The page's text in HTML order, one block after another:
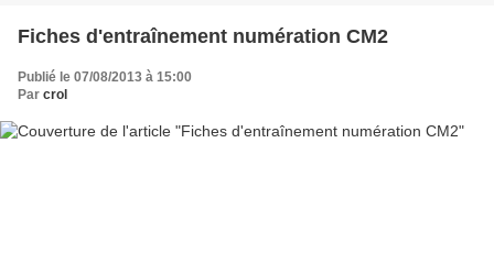
Fiches d'entraînement numération CM2
Publié le 07/08/2013 à 15:00
Par crol